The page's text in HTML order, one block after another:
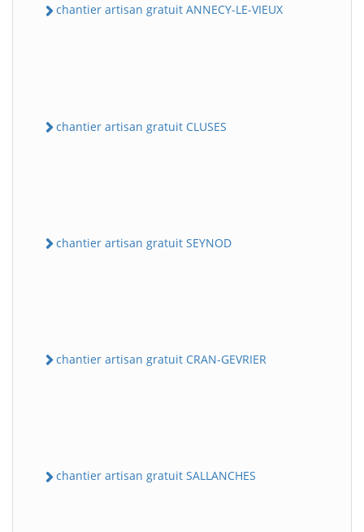
chantier artisan gratuit ANNECY-LE-VIEUX
chantier artisan gratuit CLUSES
chantier artisan gratuit SEYNOD
chantier artisan gratuit CRAN-GEVRIER
chantier artisan gratuit SALLANCHES